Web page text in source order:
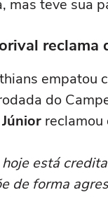
mas teve sua
empatou
do
hoje está
de forma